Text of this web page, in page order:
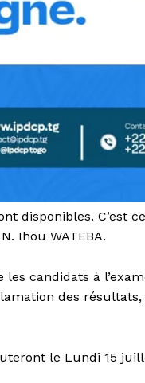
disponibles. C’est
Ihou WATEBA.
candidats à
des
le Lundi 15